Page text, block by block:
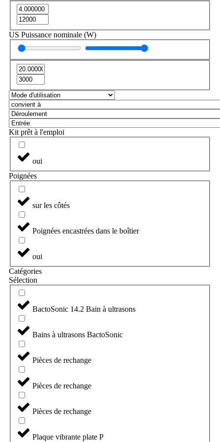
US Puissance nominale (W)
Kit prêt à l'emploi
oui
Poignées
sur les côtés
Poignées encastrées dans le boîtier
oui
Catégories
Sélection
BactoSonic 14.2 Bain à ultrasons
Bains à ultrasons BactoSonic
Pièces de rechange
Pièces de rechange
Pièces de rechange
Plaque vibrante plate P